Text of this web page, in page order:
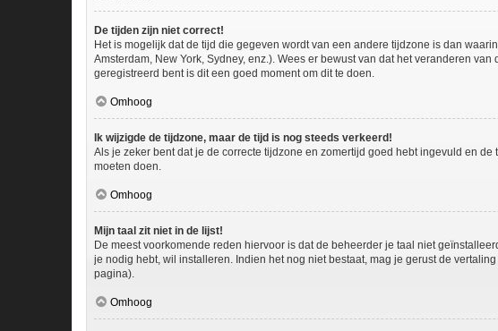
De tijden zijn niet correct!
Het is mogelijk dat de tijd die gegeven wordt van een andere tijdzone is dan
Amsterdam, New York, Sydney, enz.). Wees er bewust van dat het veranderen
geregistreerd bent is dit een goed moment om dit te doen.
Omhoog
Ik wijzigde de tijdzone, maar de tijd is nog steeds verkeerd!
Als je zeker bent dat je de correcte tijdzone en zomertijd goed hebt ingevuld en
moeten doen.
Omhoog
Mijn taal zit niet in de lijst!
De meest voorkomende reden hiervoor is dat de beheerder je taal niet
je nodig hebt, wil installeren. Indien het nog niet bestaat, mag je gerust de
pagina).
Omhoog